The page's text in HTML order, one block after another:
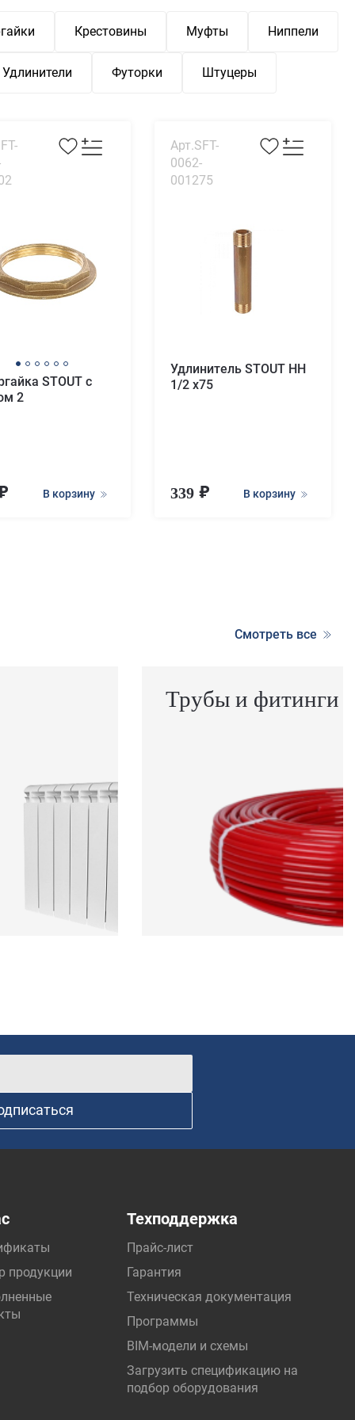
Крестовины Муфты Ниппели
Удлинители Футорки Штуцеры
STOUT с
2
В корзину
Арт.SFT-
0062-
001275
Удлинитель STOUT НН
1/2 x75
339 В корзину
Смотреть все
Трубы и фитинги
продукции
Техподдержка
Прайс-лист
Гарантия
Техническая документация
Программы
BIM-модели и схемы
Загрузить спецификацию на
подбор оборудования